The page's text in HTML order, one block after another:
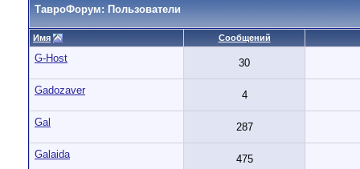
ТавроФорум: Пользователи
Имя Сообщений
G-Host 30
Gadozaver 4
Gal 287
Galaida 475